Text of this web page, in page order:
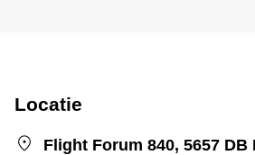
Locatie
Flight Forum 840, 5657 DB